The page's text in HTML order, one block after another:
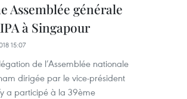
Assemblée générale
à Singapour
15:07
de l’Assemblée nationale
dirigée par le vice-président
a participé à la 39ème